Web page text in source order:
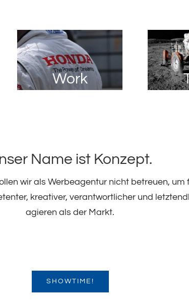
Work
Name ist Konzept.
wir als Werbeagentur nicht betreuen, um
kreativer, verantwortlicher und
agieren als der Markt.
SHOWTIME!